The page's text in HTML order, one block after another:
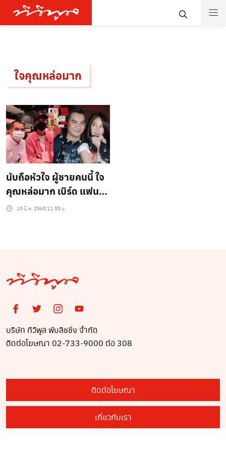
ใจคุณหล่อมาก
นับถือหัวใจ ผู้ชายคนนี้ ใจ
คุณหล่อมาก เบิร์ด แฟน
แตงโม หลังพี่ วุฒิ วู้ดดี้
15 มี.ค. 2565 11:55 น.
บริษัท ทีวีพูล พับลิชชิ่ง จำกัด
ติดต่อโฆษณา 02-733-9000 ต่อ 308
ติดต่อโฆษณา
เกี่ยวกับเรา